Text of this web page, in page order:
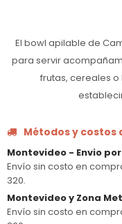
El bowl apilable de
para servir
frutas, cereales
Métodos y costos
Montevideo - Envio
Envío sin costo en
320.
Montevideo y Zona
Envío sin costo en